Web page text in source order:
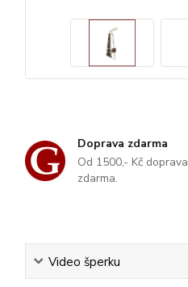
Doprava zdarma
Od 1500,- Kč doprava
zdarma.
Video šperku